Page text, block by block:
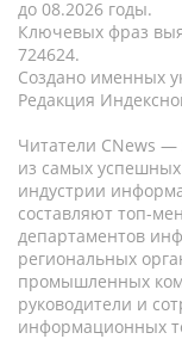
до 08.2026 годы.
Ключевых фраз
724624.
Создано именных
Редакция
Читатели CNews —
из самых
индустрии
составляют топ-
департаментов
региональных
промышленных
руководители и
информационных